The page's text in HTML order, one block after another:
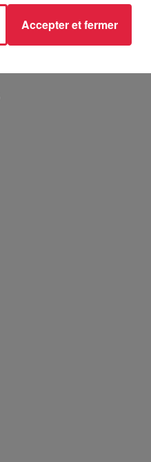
Accepter et fermer